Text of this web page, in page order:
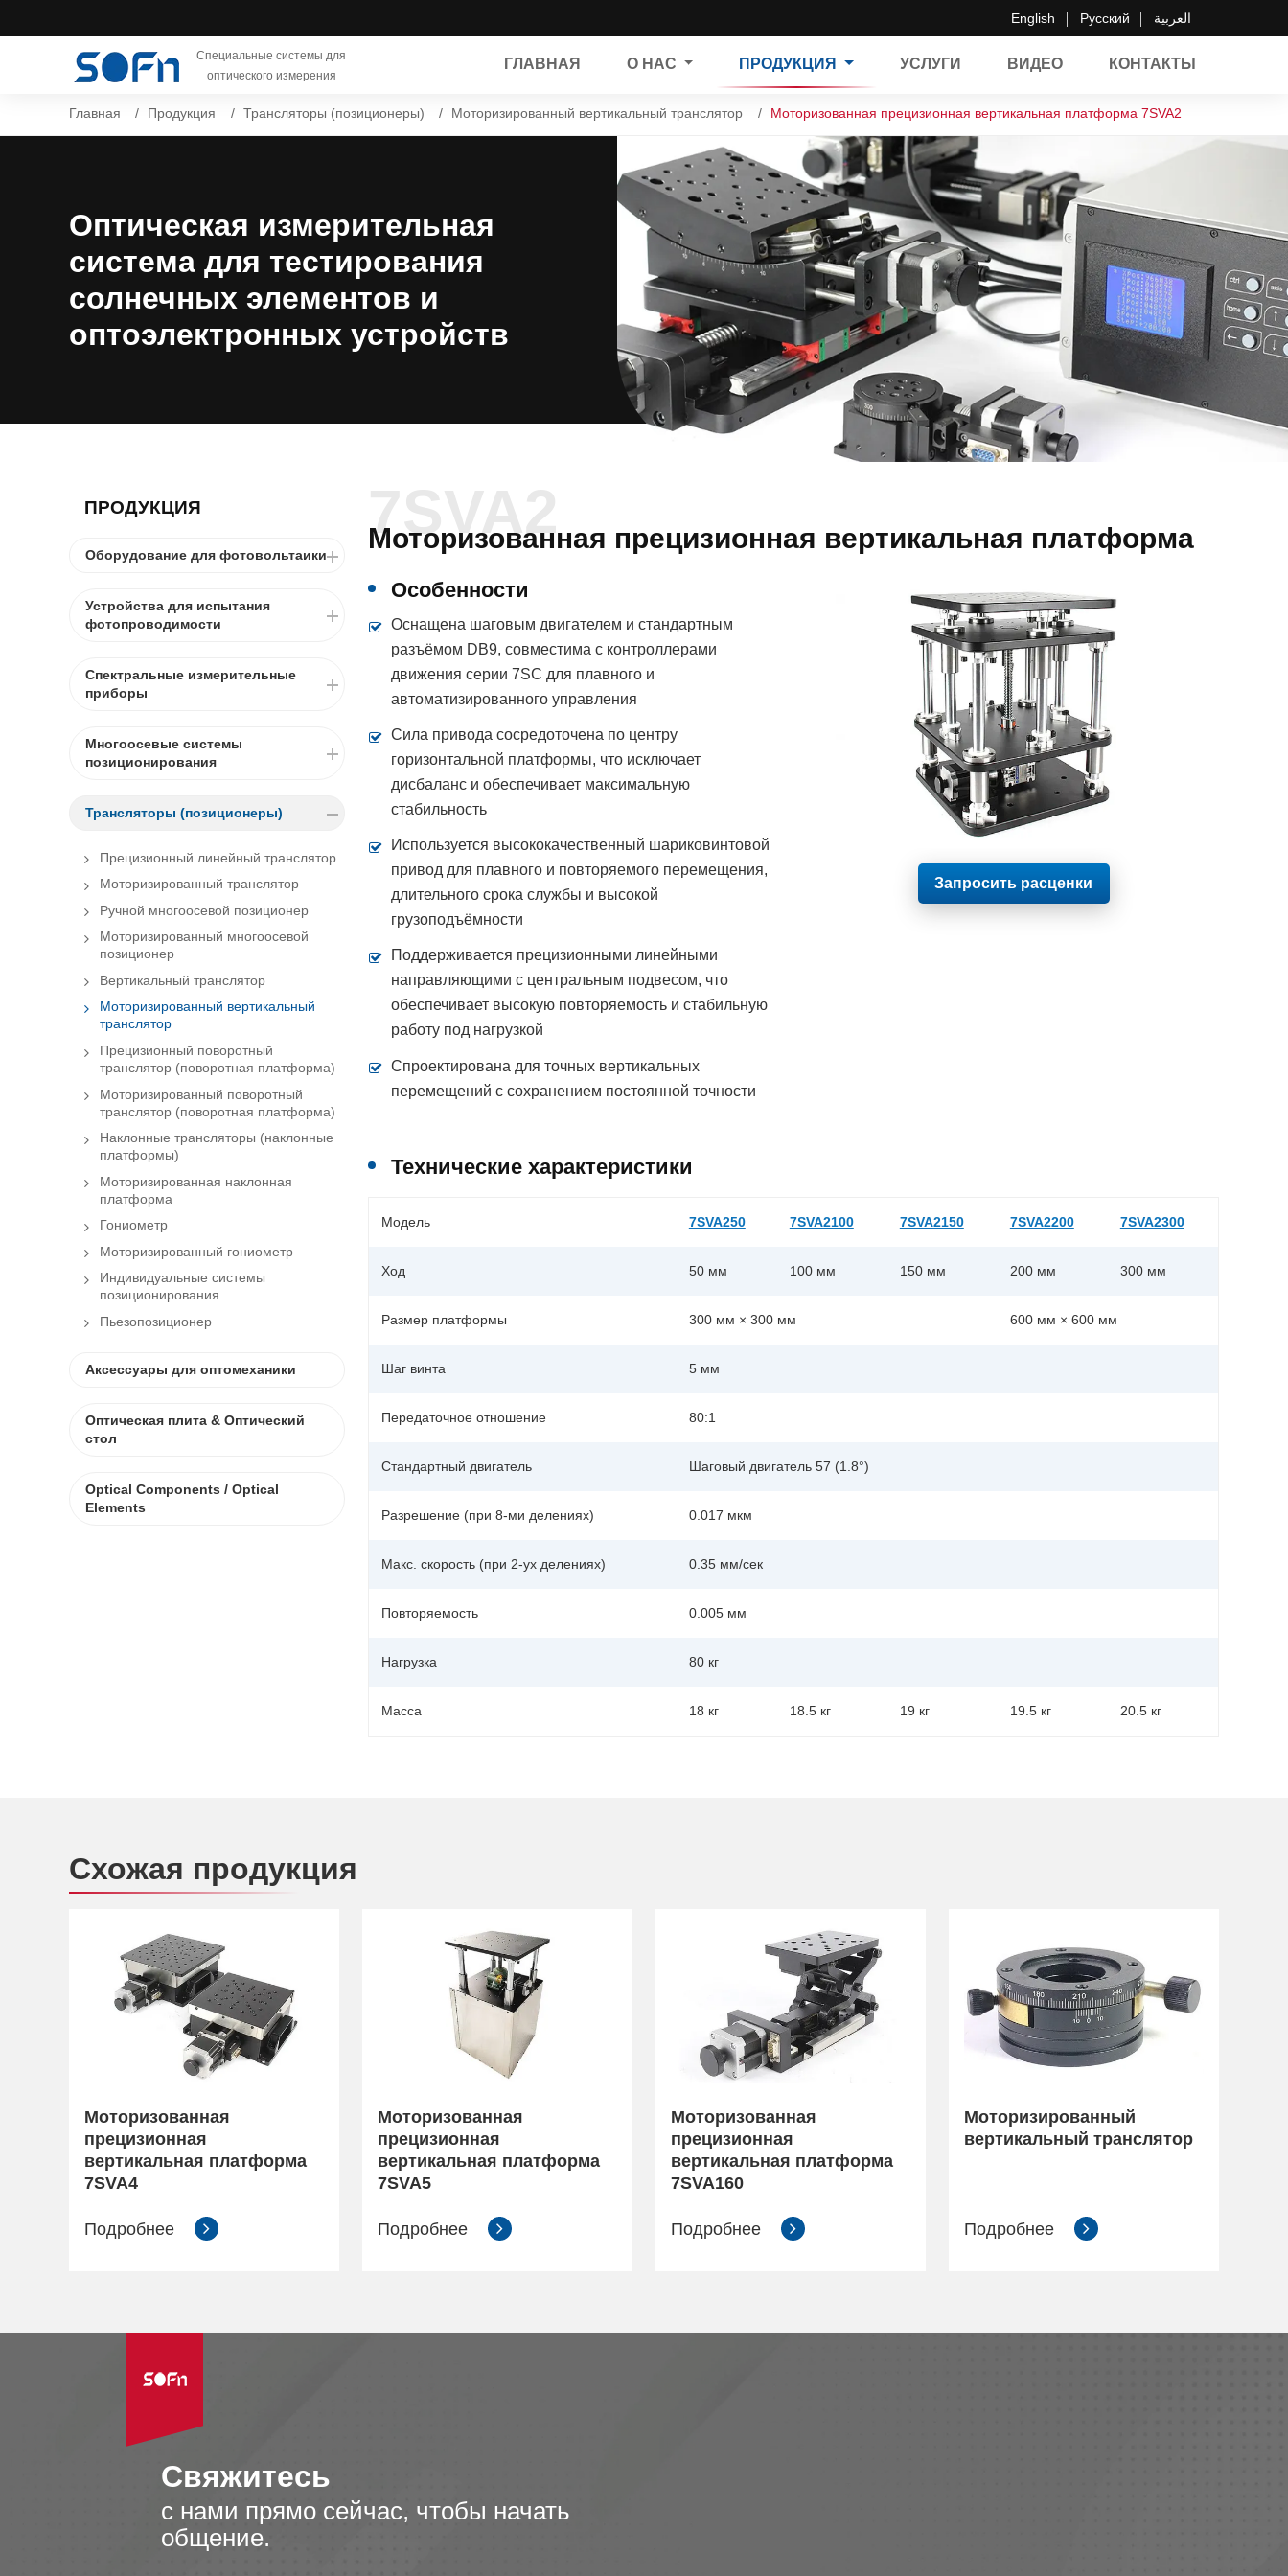
Специальные системы для
оптического измерения
English Русский العربية
ГЛАВНАЯ О НАС ПРОДУКЦИЯ УСЛУГИ ВИДЕО КОНТАКТЫ
Главная Продукция Трансляторы (позиционеры) Моторизированный вертикальный транслятор Моторизованная прецизионная вертикальная платформа 7SVA2
Оптическая измерительная
система для тестирования
солнечных элементов и
оптоэлектронных устройств
7SVA2
Моторизованная прецизионная вертикальная платформа
Запросить расценки
Особенности
Оснащена шаговым двигателем и стандартным
разъёмом DB9, совместима с контроллерами
движения серии 7SC для плавного и
автоматизированного управления
Сила привода сосредоточена по центру
горизонтальной платформы, что исключает
дисбаланс и обеспечивает максимальную
стабильность
Используется высококачественный шариковинтовой
привод для плавного и повторяемого перемещения,
длительного срока службы и высокой
грузоподъёмности
Поддерживается прецизионными линейными
направляющими с центральным подвесом, что
обеспечивает высокую повторяемость и стабильную
работу под нагрузкой
Спроектирована для точных вертикальных
перемещений с сохранением постоянной точности
Технические характеристики
Модель 7SVA250 7SVA2100 7SVA2150 7SVA2200 7SVA2300
Ход 50 мм 100 мм 150 мм 200 мм 300 мм
Размер платформы 300 мм × 300 мм 600 мм × 600 мм
Шаг винта 5 мм
Передаточное отношение 80:1
Стандартный двигатель Шаговый двигатель 57 (1.8°)
Разрешение (при 8-ми делениях) 0.017 мкм
Макс. скорость (при 2-ух делениях) 0.35 мм/сек
Повторяемость 0.005 мм
Нагрузка 80 кг
Масса 18 кг 18.5 кг 19 кг 19.5 кг 20.5 кг
ПРОДУКЦИЯ
Оборудование для фотовольтаики
Устройства для испытания
фотопроводимости
Спектральные измерительные
приборы
Многоосевые системы
позиционирования
Трансляторы (позиционеры)
Прецизионный линейный транслятор
Моторизированный транслятор
Ручной многоосевой позиционер
Моторизированный многоосевой
позиционер
Вертикальный транслятор
Моторизированный вертикальный
транслятор
Прецизионный поворотный
транслятор (поворотная платформа)
Моторизированный поворотный
транслятор (поворотная платформа)
Наклонные трансляторы (наклонные
платформы)
Моторизированная наклонная
платформа
Гониометр
Моторизированный гониометр
Индивидуальные системы
позиционирования
Пьезопозиционер
Аксессуары для оптомеханики
Оптическая плита & Оптический
стол
Optical Components / Optical
Elements
Схожая продукция
Моторизованная
прецизионная
вертикальная платформа
7SVA4
Подробнее
Моторизованная
прецизионная
вертикальная платформа
7SVA5
Подробнее
Моторизованная
прецизионная
вертикальная платформа
7SVA160
Подробнее
Моторизированный
вертикальный транслятор
Подробнее
Свяжитесь
с нами прямо сейчас, чтобы начать
общение.